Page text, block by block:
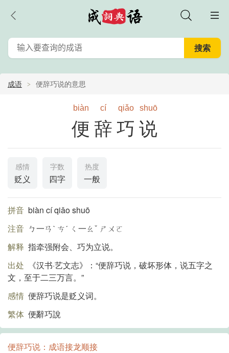
成语 便辞巧说的意思
biàn cí qiǎo shuō
便辞巧说
感情
贬义
字数
四字
热度
一般
拼音 biàn cí qiǎo shuō
注音 ㄅ一ㄢˋ ㄘˊ ㄑ一ㄠˇ ㄕㄨㄛ
解释 指牵强附会、巧为立说。
出处
《汉书·艺文志》：“便辞巧说，破坏形体，说五字之
文，至于二三万言。”
感情 便辞巧说是贬义词。
繁体 便辭巧說
便辞巧说：成语接龙顺接